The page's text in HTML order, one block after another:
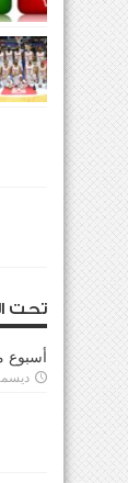
تحت
ديسمبر 11,